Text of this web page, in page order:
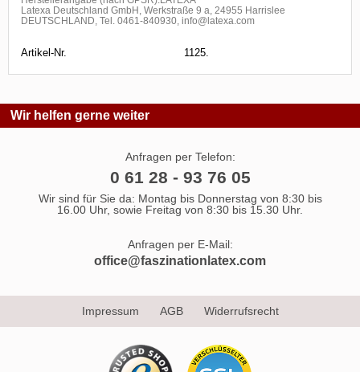
Latexa Deutschland GmbH, Werkstraße 9 a, 24955 Harrislee
DEUTSCHLAND, Tel. 0461-840930, info@latexa.com
Artikel-Nr. 1125.
Wir helfen gerne weiter
Anfragen per Telefon:
0 61 28 - 93 76 05
Wir sind für Sie da: Montag bis Donnerstag von 8:30 bis
16.00 Uhr, sowie Freitag von 8:30 bis 15.30 Uhr.
Anfragen per E-Mail:
office@faszinationlatex.com
Impressum AGB Widerrufsrecht